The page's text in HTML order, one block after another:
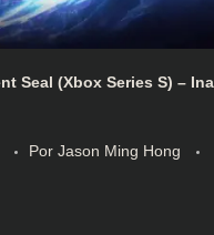
Seal (Xbox Series S) –
Por Jason Ming Hong